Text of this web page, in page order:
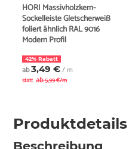
HORI Massivholzkern-
Sockelleiste Gletscherweiß
foliert ähnlich RAL 9016
Modern Profil
42% Rabatt
ab3,49 €/ m
statt ab5,99 €/m
Produktdetails
Beschreibung